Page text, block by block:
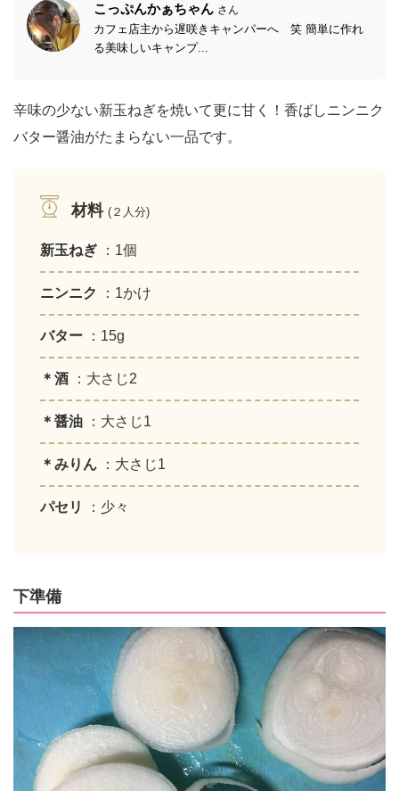
こっぷんかぁちゃん さん
カフェ店主から遅咲きキャンパーへ 笑 簡単に作れ
る美味しいキャンプ...
辛味の少ない新玉ねぎを焼いて更に甘く！香ばしニンニク
バター醤油がたまらない一品です。
材料 (２人分)
新玉ねぎ ：1個
ニンニク ：1かけ
バター ：15g
＊酒 ：大さじ2
＊醤油 ：大さじ1
＊みりん ：大さじ1
パセリ ：少々
下準備